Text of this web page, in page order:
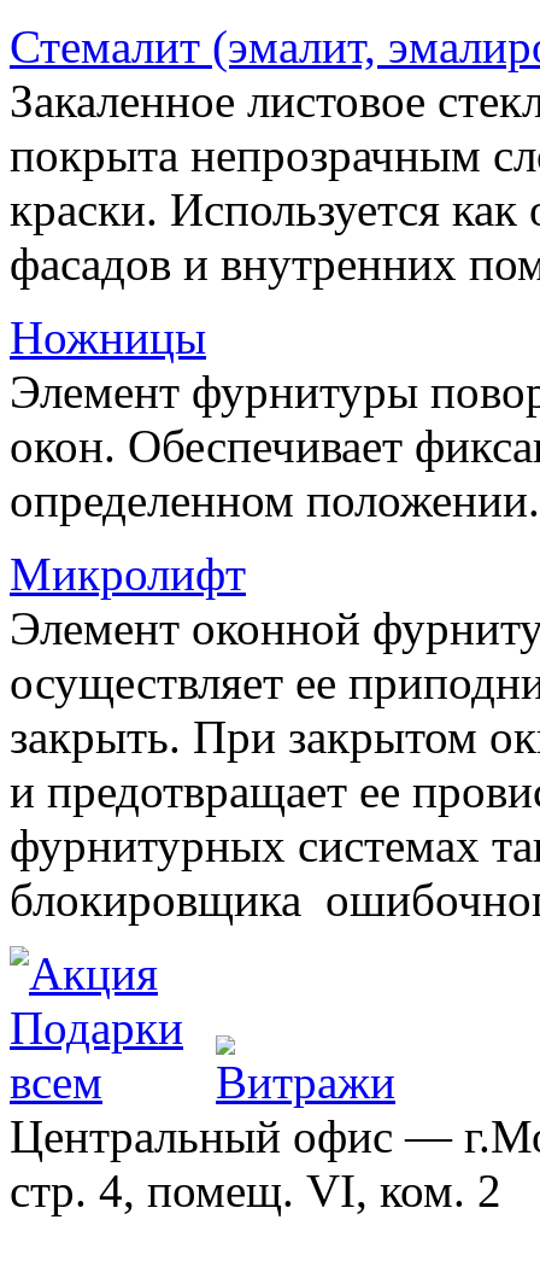
Стемалит (эмалит,
Закаленное листовое
покрыта непрозрачным
краски. Используется
фасадов и внутренних
Ножницы
Элемент фурнитуры
окон. Обеспечивает
определенном положении.
Микролифт
Элемент оконной
осуществляет ее
закрыть. При закрытом
и предотвращает ее
фурнитурных системах
блокировщика
Центральный офис —
стр. 4, помещ. VI, ком. 2